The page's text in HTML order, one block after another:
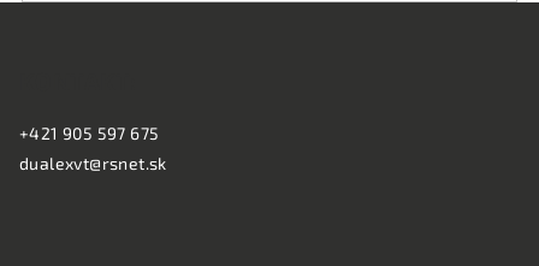
+421 905 597 675
dualexvt@rsnet.sk